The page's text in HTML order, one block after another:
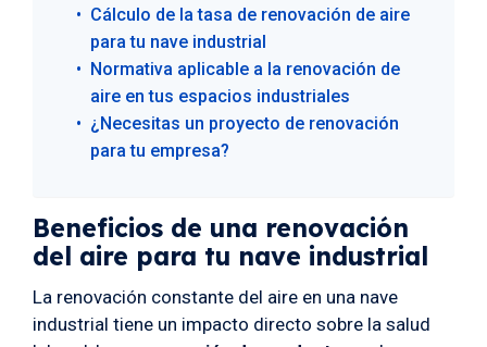
Cálculo de la tasa de renovación de aire
para tu nave industrial
Normativa aplicable a la renovación de
aire en tus espacios industriales
¿Necesitas un proyecto de renovación
para tu empresa?
Beneficios de una renovación
del aire para tu nave industrial
La renovación constante del aire en una nave
industrial tiene un impacto directo sobre la salud